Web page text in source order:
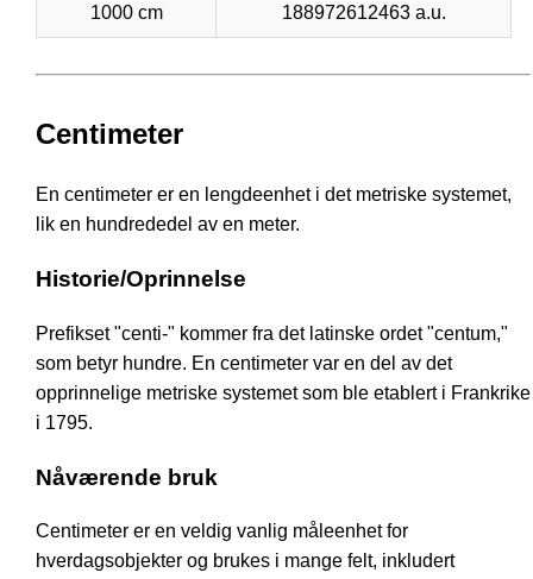
1000 cm 188972612463 a.u.
Centimeter
En centimeter er en lengdeenhet i det metriske systemet,
lik en hundrededel av en meter.
Historie/Oprinnelse
Prefikset "centi-" kommer fra det latinske ordet "centum,"
som betyr hundre. En centimeter var en del av det
opprinnelige metriske systemet som ble etablert i Frankrike
i 1795.
Nåværende bruk
Centimeter er en veldig vanlig måleenhet for
hverdagsobjekter og brukes i mange felt, inkludert